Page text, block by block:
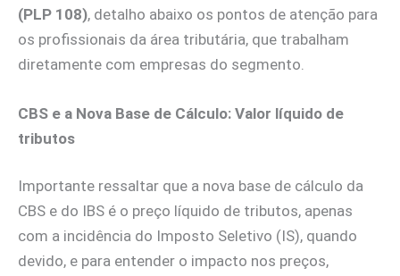
(PLP 108), detalho abaixo os pontos de atenção para
os profissionais da área tributária, que trabalham
diretamente com empresas do segmento.
CBS e a Nova Base de Cálculo: Valor líquido de
tributos
Importante ressaltar que a nova base de cálculo da
CBS e do IBS é o preço líquido de tributos, apenas
com a incidência do Imposto Seletivo (IS), quando
devido, e para entender o impacto nos preços,